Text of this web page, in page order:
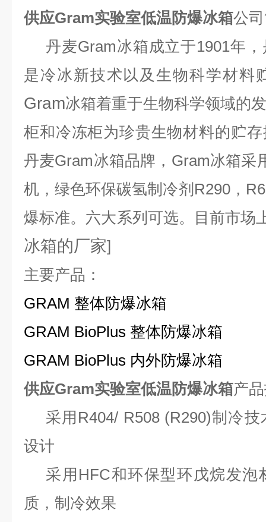
供应Gram实验室低温防爆冰箱公
丹麦Gram冰箱成立于1901年
是冷冰新技术以及生物科学材料
Gram冰箱着重于生物科学领域的
柜和冷冻柜为珍贵生物材料的贮
丹麦Gram冰箱品牌，Gram冰箱采
机，绿色环保碳氢制冷剂R290，
爆标准。六大系列可选。目前市场
冰箱的厂家]
主要产品：
GRAM 整体防爆冰箱
GRAM BioPlus 整体防爆冰箱
GRAM BioPlus 内外防爆冰箱
供应Gram实验室低温防爆冰箱产
采用 R404/ R508 (R290)制冷
设计
采用 HFC和环保型环戊烷发
质，制冷效果